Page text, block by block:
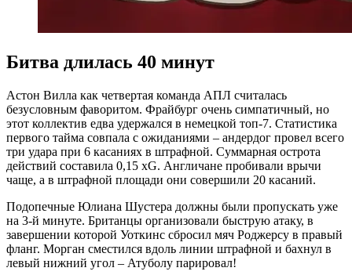
Битва длилась 40 минут
Астон Вилла как четвертая команда АПЛ считалась
безусловным фаворитом. Фрайбург очень симпатичный, но
этот коллектив едва удержался в немецкой топ-7. Статистика
первого тайма совпала с ожиданиями – андердог провел всего
три удара при 6 касаниях в штрафной. Суммарная острота
действий составила 0,15 xG. Англичане пробивали врычи
чаще, а в штрафной площади они совершили 20 касаний.
Подопечные Юлиана Шустера должны были пропускать уже
на 3-й минуте. Британцы организовали быструю атаку, в
завершении которой Уоткинс сбросил мяч Роджерсу в правый
фланг. Морган сместился вдоль линии штрафной и бахнул в
левый нижний угол – Атуболу парировал!